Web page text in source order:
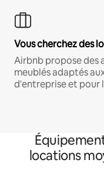
Vous cherchez des
Airbnb propose des
meublés adaptés
d'entreprise et pour
locations